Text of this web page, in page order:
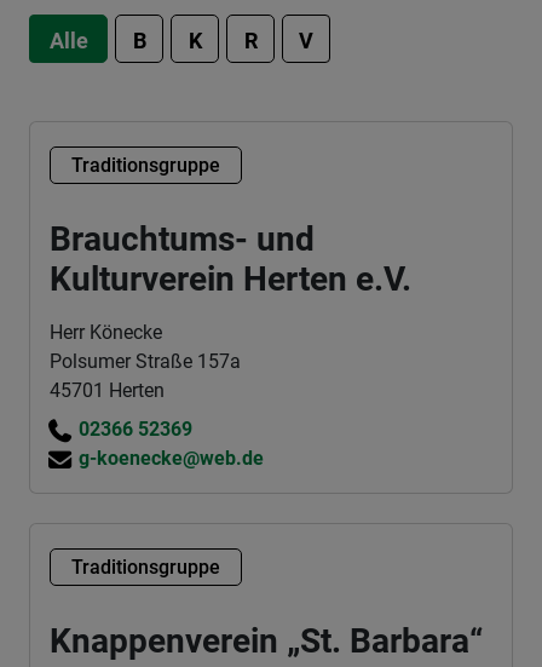
Alle B K R V
Traditionsgruppe
Brauchtums- und
Kulturverein Herten e.V.
Herr Könecke
Polsumer Straße 157a
45701 Herten
02366 52369
g-koenecke@web.de
Traditionsgruppe
Knappenverein „St. Barbara“